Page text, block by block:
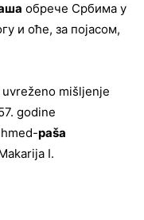
обрече Србима у
и оће, за појасом,
mišljenje
godine
paša
I.